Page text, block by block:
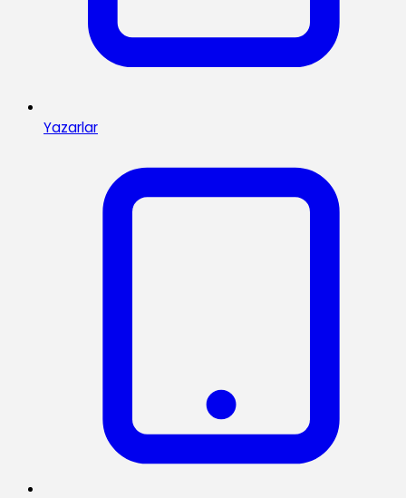
Yazarlar